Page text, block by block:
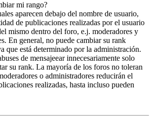
mi rango?
aparecen debajo del nombre de usuario,
de publicaciones realizadas por el usuario
mismo dentro del foro, e.j. moderadores y
En general, no puede cambiar su rank
que está determinado por la administración.
de mensajeear innecesariamente solo
su rank. La mayoría de los foros no toleran
o administradores reducirán el
realizadas, hasta incluso pueden